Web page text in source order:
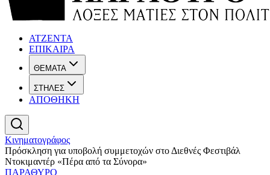
ΑΤΖΕΝΤΑ
ΕΠΙΚΑΙΡΑ
ΘΕΜΑΤΑ
ΣΤΗΛΕΣ
ΑΠΟΘΗΚΗ
Κινηματογράφος
Πρόσκληση για υποβολή συμμετοχών στο Διεθνές Φεστιβάλ
Ντοκιμαντέρ «Πέρα από τα Σύνορα»
ΠΑΡΑΘΥΡΟ